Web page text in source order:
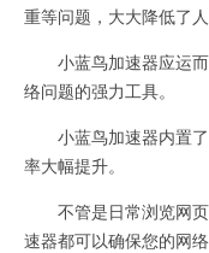
重等问题，大大降低了
小蓝鸟加速器应运而
络问题的强力工具。
小蓝鸟加速器内置了
率大幅提升。
不管是日常浏览网页
速器都可以确保您的网